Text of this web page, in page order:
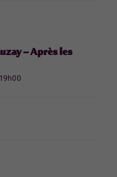
– Après les